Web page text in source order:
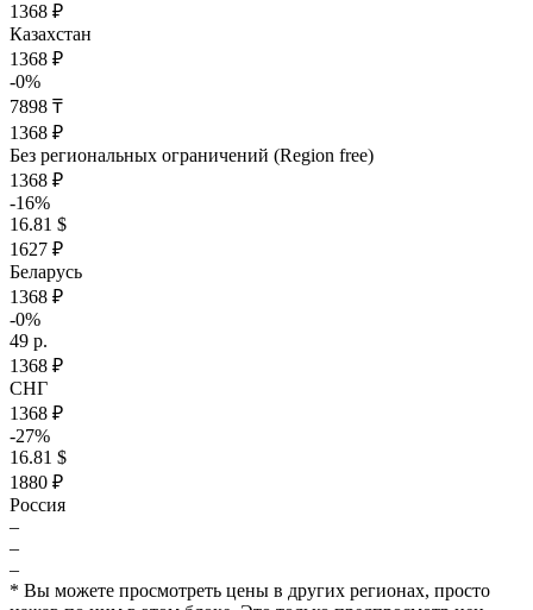
1368 ₽
Казахстан
1368 ₽
-0%
7898 ₸
1368 ₽
Без региональных ограничений (Region free)
1368 ₽
-16%
16.81 $
1627 ₽
Беларусь
1368 ₽
-0%
49 р.
1368 ₽
СНГ
1368 ₽
-27%
16.81 $
1880 ₽
Россия
–
–
–
* Вы можете просмотреть цены в других регионах, просто